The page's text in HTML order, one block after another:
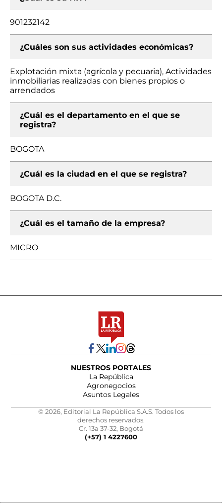
901232142
¿Cuáles son sus actividades económicas?
Explotación mixta (agrícola y pecuaria), Actividades
inmobiliarias realizadas con bienes propios o
arrendados
¿Cuál es el departamento en el que se
registra?
BOGOTA
¿Cuál es la ciudad en el que se registra?
BOGOTA D.C.
¿Cuál es el tamaño de la empresa?
MICRO
NUESTROS PORTALES
La República
Agronegocios
Asuntos Legales
© 2026, Editorial La República S.A.S. Todos los
derechos reservados.
Cr. 13a 37-32, Bogotá
(+57) 1 4227600